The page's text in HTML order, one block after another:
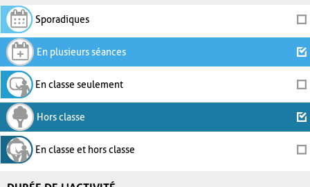
Sporadiques
En plusieurs séances
En classe seulement
Hors classe
En classe et hors classe